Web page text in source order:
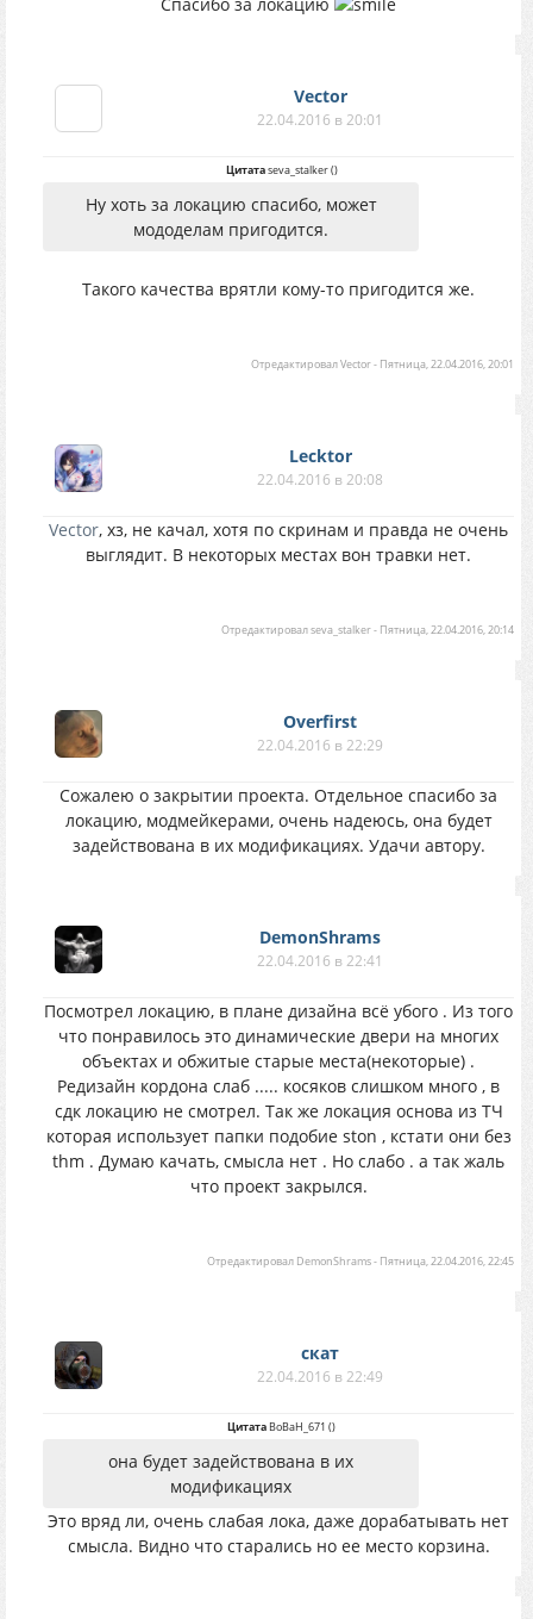
Vector
22.04.2016 в 20:01
Цитатаseva_stalker()
Ну хоть за локацию спасибо, может
мододелам пригодится.
Такого качества врятли кому-то пригодится же.
ОтредактировалVector- Пятница, 22.04.2016, 20:01
Lecktor
22.04.2016 в 20:08
Vector, хз, не качал, хотя по скринам и правда не очень
выглядит. В некоторых местах вон травки нет.
Отредактировалseva_stalker- Пятница, 22.04.2016, 20:14
Overfirst
22.04.2016 в 22:29
Сожалею о закрытии проекта. Отдельное спасибо за
локацию, модмейкерами, очень надеюсь, она будет
задействована в их модификациях. Удачи автору.
DemonShrams
22.04.2016 в 22:41
Посмотрел локацию, в плане дизайна всё убого . Из того
что понравилось это динамические двери на многих
объектах и обжитые старые места(некоторые) .
Редизайн кордона слаб ..... косяков слишком много , в
сдк локацию не смотрел. Так же локация основа из ТЧ
которая использует папки подобие ston , кстати они без
thm . Думаю качать, смысла нет . Но слабо . а так жаль
что проект закрылся.
Отредактировал DemonShrams- Пятница, 22.04.2016, 22:45
скат
22.04.2016 в 22:49
ЦитатаBoBaH_671 ()
она будет задействована в их
модификациях
Это вряд ли, очень слабая лока, даже дорабатывать нет
смысла. Видно что старались но ее место корзина.